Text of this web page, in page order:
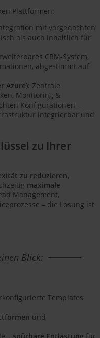
Plattformen:
mit vorgedachten
als auch inhaltlich für
CRM-System,
abgestimmt auf
Azure): Zentrale
Monitoring &
Konfigurationen –
integrierbar und
zu Ihrer
zu reduzieren,
maximale
Management,
– die Lösung ist
Blick:
Templates
und